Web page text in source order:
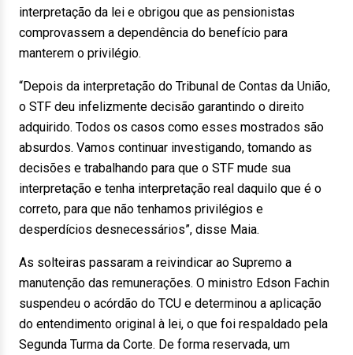
interpretação da lei e obrigou que as pensionistas
comprovassem a dependência do benefício para
manterem o privilégio.
“Depois da interpretação do Tribunal de Contas da União,
o STF deu infelizmente decisão garantindo o direito
adquirido. Todos os casos como esses mostrados são
absurdos. Vamos continuar investigando, tomando as
decisões e trabalhando para que o STF mude sua
interpretação e tenha interpretação real daquilo que é o
correto, para que não tenhamos privilégios e
desperdícios desnecessários”, disse Maia.
As solteiras passaram a reivindicar ao Supremo a
manutenção das remunerações. O ministro Edson Fachin
suspendeu o acórdão do TCU e determinou a aplicação
do entendimento original à lei, o que foi respaldado pela
Segunda Turma da Corte. De forma reservada, um